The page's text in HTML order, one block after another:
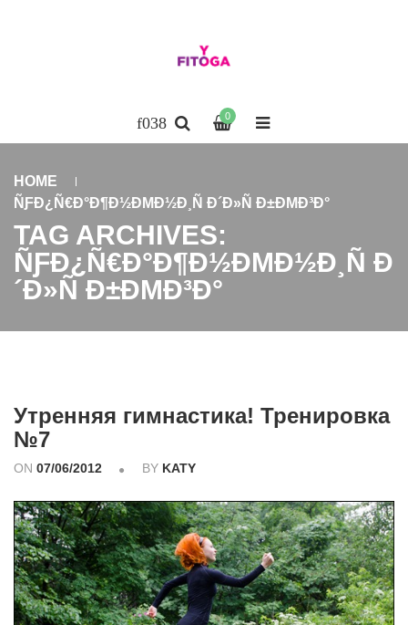
0
HOME
ÑƑÐ¿Ñ€Ð°Ð¶Ð½ÐΜÐ½Ð¸Ñ Ð´Ð»Ñ Ð±ÐΜÐ³Ð°
TAG ARCHIVES:
ÑƑÐ¿Ñ€Ð°Ð¶Ð½ÐΜÐ½Ð¸Ñ Ð
´Ð»Ñ Ð±ÐΜÐ³Ð°
Утренняя гимнастика! Тренировка
№7
ON 07/06/2012 BY KATY